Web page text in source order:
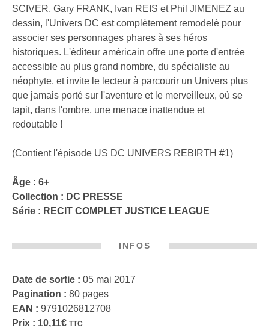
SCIVER, Gary FRANK, Ivan REIS et Phil JIMENEZ au
dessin, l'Univers DC est complètement remodelé pour
associer ses personnages phares à ses héros
historiques. L'éditeur américain offre une porte d'entrée
accessible au plus grand nombre, du spécialiste au
néophyte, et invite le lecteur à parcourir un Univers plus
que jamais porté sur l'aventure et le merveilleux, où se
tapit, dans l'ombre, une menace inattendue et
redoutable !
(Contient l'épisode US DC UNIVERS REBIRTH #1)
Âge : 6+
Collection : DC PRESSE
Série : RECIT COMPLET JUSTICE LEAGUE
INFOS
Date de sortie : 05 mai 2017
Pagination : 80 pages
EAN : 9791026812708
Prix : 10,11€ TTC